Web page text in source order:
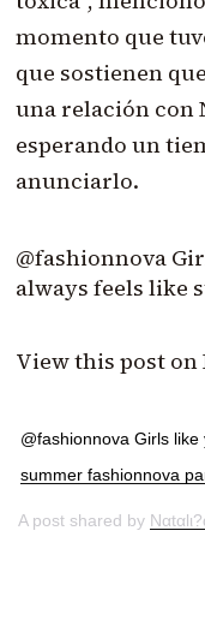
momento que
que sostienen que
una relación con
esperando un
anunciarlo.
@fashionnova
always feels like
View this post
@fashionnova Girls
summer fashionnova
A post shared by